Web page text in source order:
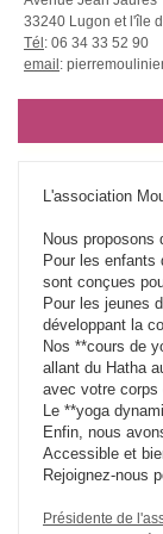
33240 Lugon et l'île
Tél : 06 34 33 52 90
email :
L'association
Nous
Pour les enfants
sont conçues
Pour les jeunes
développant la
Nos **cours de
allant du Hatha
avec votre corps
Le **yoga
Enfin, nous
Accessible et
Rejoignez-nous
Présidente de